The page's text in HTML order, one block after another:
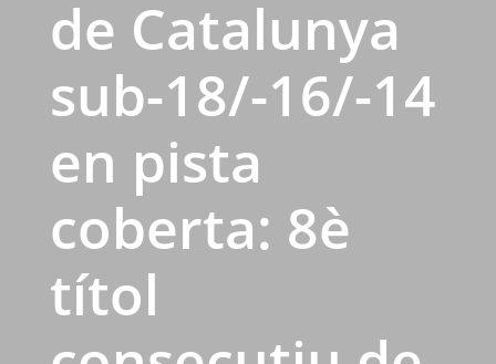
de Catalunya
sub-18/-16/-14
en pista
coberta: 8è
títol